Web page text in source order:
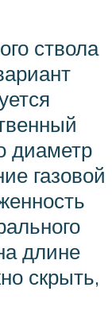
ствола
диаметр
газовой
длине
скрыть,